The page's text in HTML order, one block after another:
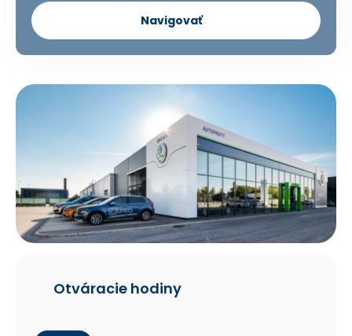
Navigovať
Otváracie hodiny